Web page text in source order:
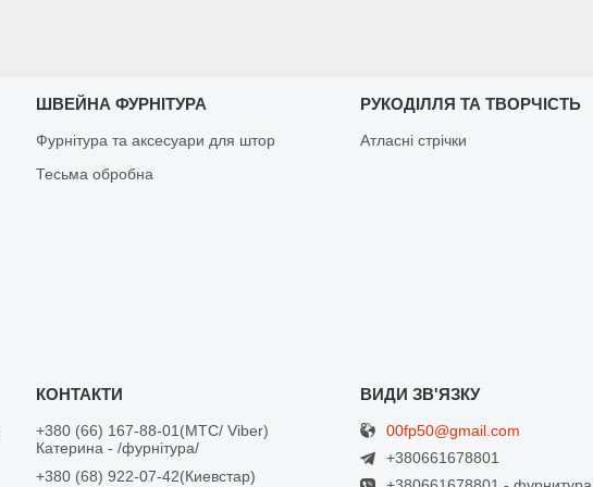
ШВЕЙНА ФУРНІТУРА
Фурнітура та аксесуари для штор
Тесьма обробна
РУКОДІЛЛЯ ТА ТВОРЧІСТЬ
Атласні стрічки
+380 (66) 167-88-01 МТС/ Viber
Катерина - /фурнітура/
+380 (68) 922-07-42 Киевстар
00fp50@gmail.com
+380661678801